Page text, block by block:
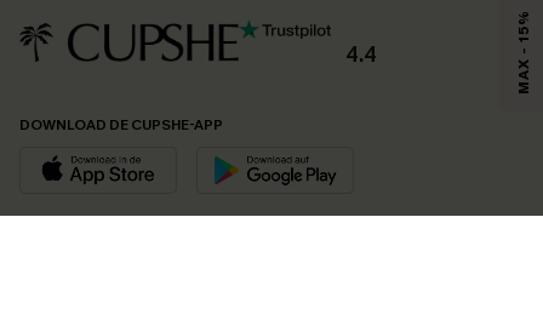
4.4
DOWNLOAD DE CUPSHE-APP
MAX - 15%